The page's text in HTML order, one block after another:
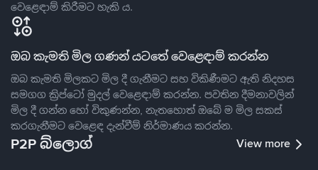
වෙළෙඳාම් කිරීමට හැකි ය.
ඔබ කැමති මිල ගණන් යටතේ වෙළෙඳාම් කරන්න
ඔබ කැමති මිලකට මිල දී ගැනීමට සහ විකිණීමට ඇති නිදහස
සමගග ක්‍රිප්ටෝ මුදල් වෙළෙඳාම් කරන්න. පවතින දීමනාවලින්
මිල දී ගන්න හෝ විකුණන්න, නැතහොත් ඔබේ ම මිල සකස්
කරගැනීමට වෙළෙඳ දැන්වීම් නිර්මාණය කරන්න.
P2P බ්ලොග් View more